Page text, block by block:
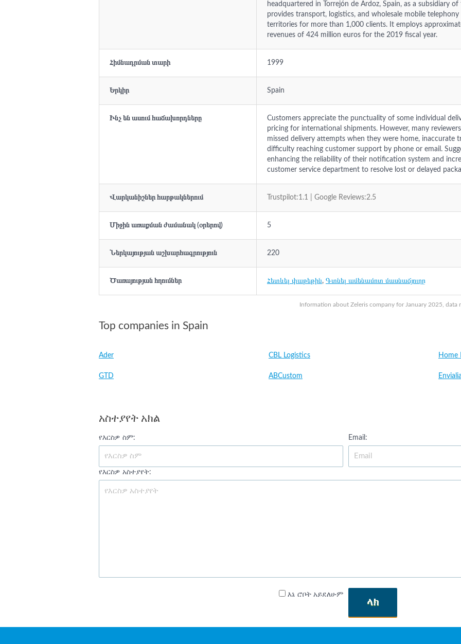
Information about Zeleris company for January 2025, data
headquartered in Torrejón de Ardoz, Spain, as a subsidiary
provides transport, logistics, and wholesale mobile
territories for more than 1,000 clients. It employs
revenues of 424 million euros for the 2019 fiscal year.
Հիմնադրման տարի 1999
Երկիր Spain
Ինչ են ասում հաճախորդները
Customers appreciate the punctuality of some individual
pricing for international shipments. However, many
missed delivery attempts when they were home, inaccurate
difficulty reaching customer support by phone or email.
enhancing the reliability of their notification system and
customer service department to resolve lost or delayed
Վարկանիշներ հարթակներում Trustpilot:1.1 | Google Reviews:2.5
Միջին առաքման ժամանակ (օրերով) 5
Ներկայության աշխարհագրություն 220
Ծառայության հղումներ Հետևել փաթեթին, Գտնել ամենամոտ մասնաճյուղը
Top companies in Spain
Ader CBL Logistics Home
GTD ABCustom
አስተያየት አክል
የእርስዎ ስም: Email:
የእርስዎ አስተያየት:
እኔ ሮቦት አይደለሁም
ላክ